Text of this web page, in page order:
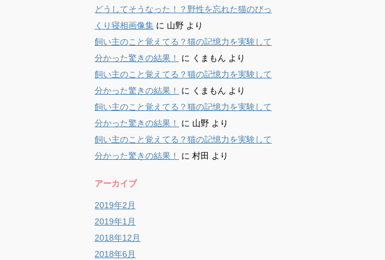
どうしてそうなった！？野性を忘れた猫のびっ
くり寝相画像集 に 山野 より
飼い主のこと覚えてる？猫の記憶力を実験して
分かった驚きの結果！
に くまもん より
飼い主のこと覚えてる？猫の記憶力を実験して
分かった驚きの結果！
に くまもん より
飼い主のこと覚えてる？猫の記憶力を実験して
分かった驚きの結果！
に 山野 より
飼い主のこと覚えてる？猫の記憶力を実験して
分かった驚きの結果！
に 村田 より
アーカイブ
2019年2月
2019年1月
2018年12月
2018年6月